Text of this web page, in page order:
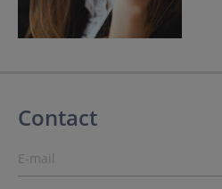
Contact